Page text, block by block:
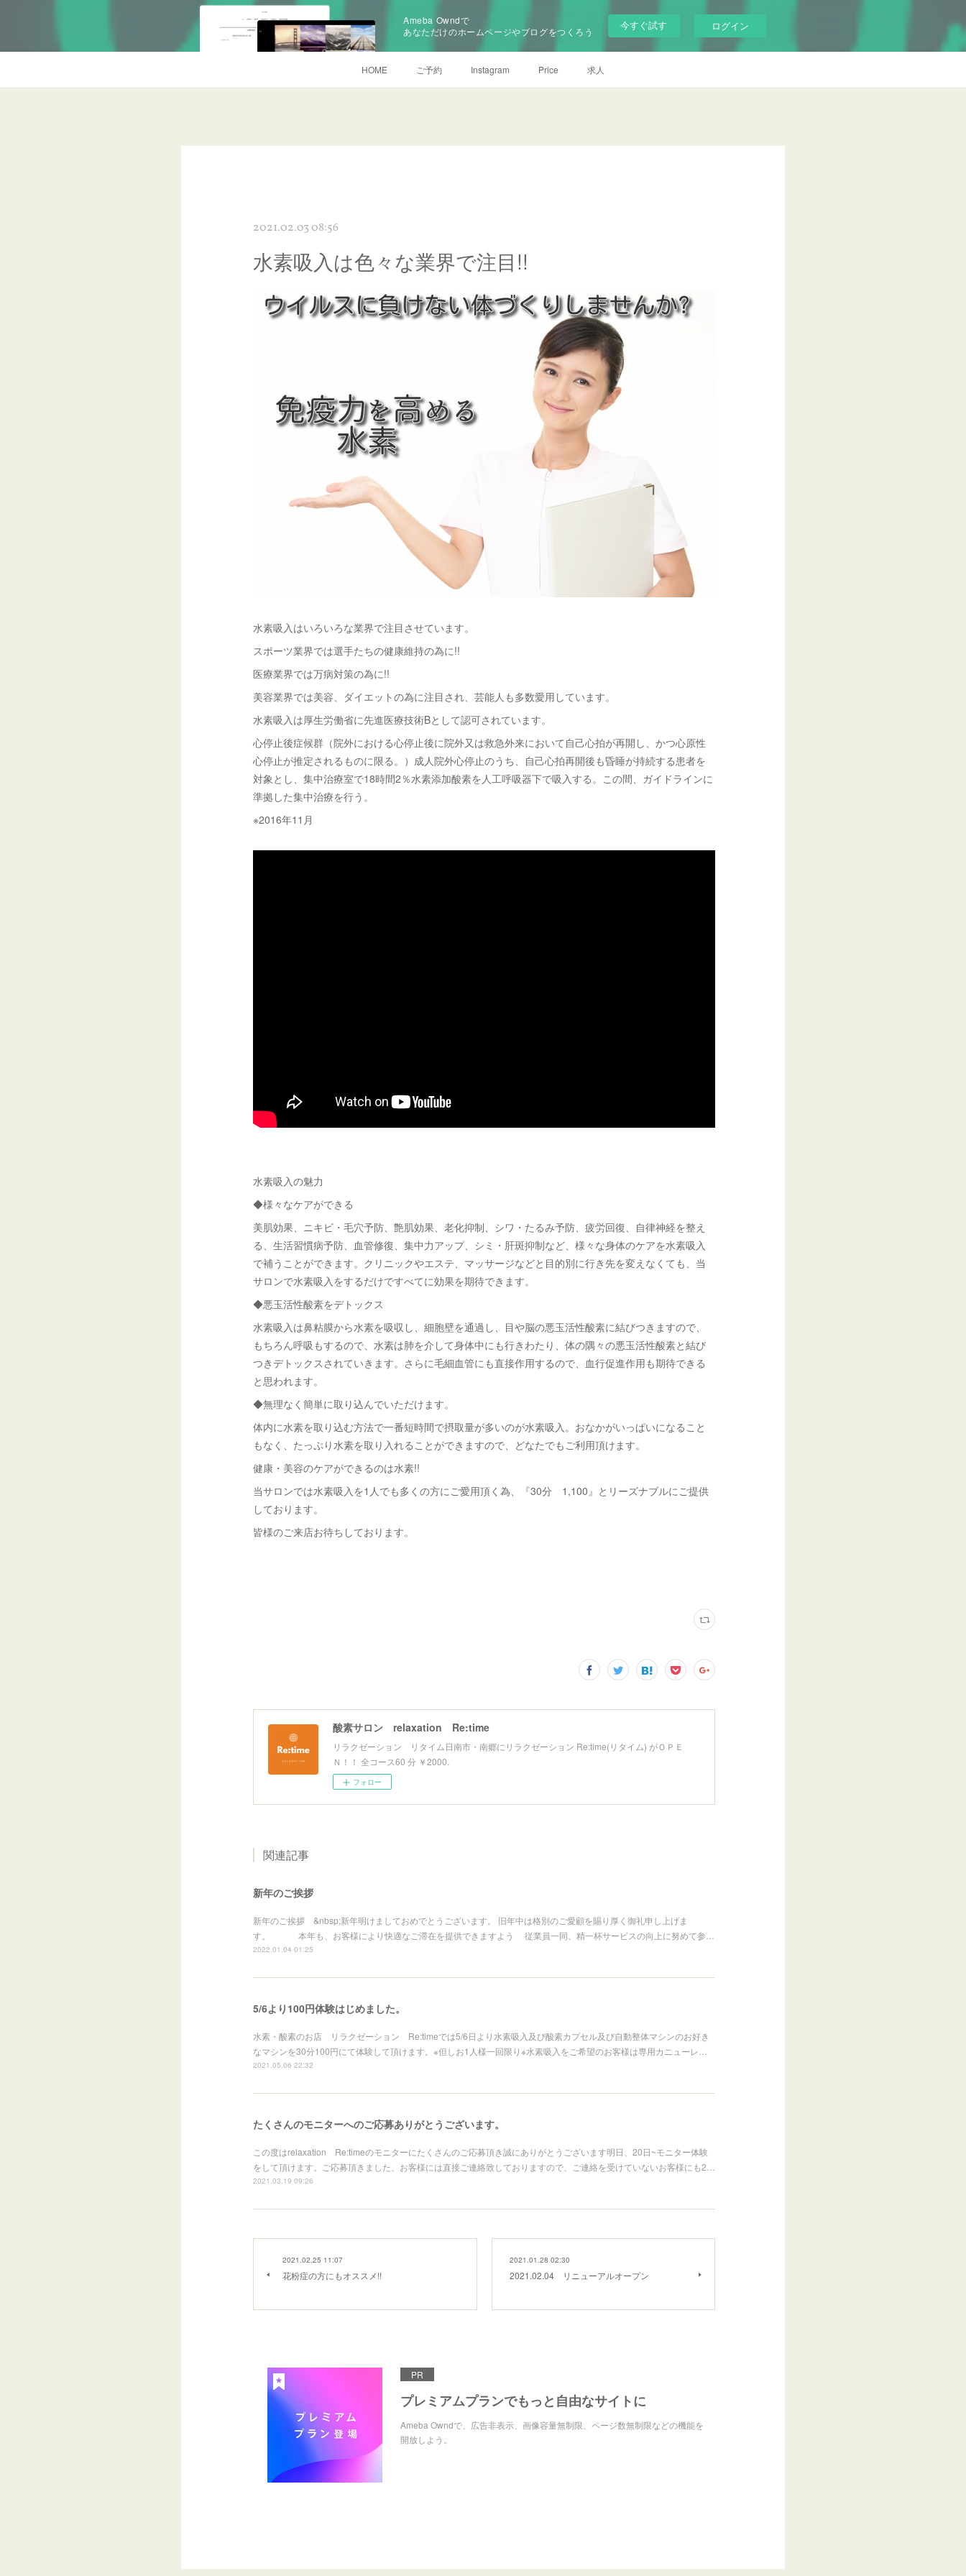
Ameba Owndで
あなただけのホームページやブログをつくろう
今すぐ試す ログイン
HOME ご予約 Instagram Price 求人
2021.02.03 08:56
水素吸入は色々な業界で注目!!
水素吸入はいろいろな業界で注目させています。
スポーツ業界では選手たちの健康維持の為に!!
医療業界では万病対策の為に!!
美容業界では美容、ダイエットの為に注目され、芸能人も多数愛用しています。
水素吸入は厚生労働省に先進医療技術Bとして認可されています。
心停止後症候群（院外における心停止後に院外又は救急外来において自己心拍が再開し、かつ心原性
心停止が推定されるものに限る。）成人院外心停止のうち、自己心拍再開後も昏睡が持続する患者を
対象とし、集中治療室で18時間2％水素添加酸素を人工呼吸器下で吸入する。この間、ガイドラインに
準拠した集中治療を行う。
※2016年11月
水素吸入の魅力
◆様々なケアができる
美肌効果、ニキビ・毛穴予防、艶肌効果、老化抑制、シワ・たるみ予防、疲労回復、自律神経を整え
る、生活習慣病予防、血管修復、集中力アップ、シミ・肝斑抑制など、様々な身体のケアを水素吸入
で補うことができます。クリニックやエステ、マッサージなどと目的別に行き先を変えなくても、当
サロンで水素吸入をするだけですべてに効果を期待できます。
◆悪玉活性酸素をデトックス
水素吸入は鼻粘膜から水素を吸収し、細胞壁を通過し、目や脳の悪玉活性酸素に結びつきますので、
もちろん呼吸もするので、水素は肺を介して身体中にも行きわたり、体の隅々の悪玉活性酸素と結び
つきデトックスされていきます。さらに毛細血管にも直接作用するので、血行促進作用も期待できる
と思われます。
◆無理なく簡単に取り込んでいただけます。
体内に水素を取り込む方法で一番短時間で摂取量が多いのが水素吸入。おなかがいっぱいになること
もなく、たっぷり水素を取り入れることができますので、どなたでもご利用頂けます。
健康・美容のケアができるのは水素!!
当サロンでは水素吸入を1人でも多くの方にご愛用頂く為、『30分 1,100』とリーズナブルにご提供
しております。
皆様のご来店お待ちしております。
酸素サロン relaxation Re:time
リラクゼーション リタイム日南市・南郷にリラクゼーション Re:time(リタイム) がＯＰＥ
Ｎ！！ 全コース60 分 ￥2000.
フォロー
関連記事
新年のご挨拶
新年のご挨拶 &nbsp;新年明けましておめでとうございます。 旧年中は格別のご愛顧を賜り厚く御礼申し上げま
す。 本年も、お客様により快適なご滞在を提供できますよう 従業員一同、精一杯サービスの向上に努めて参…
2022.01.04 01:25
5/6より100円体験はじめました。
水素・酸素のお店 リラクゼーション Re:timeでは5/6日より水素吸入及び酸素カプセル及び自動整体マシンのお好き
なマシンを30分100円にて体験して頂けます。※但しお1人様一回限り※水素吸入をご希望のお客様は専用カニューレ…
2021.05.06 22:32
たくさんのモニターへのご応募ありがとうございます。
この度はrelaxation Re:timeのモニターにたくさんのご応募頂き誠にありがとうございます明日、20日~モニター体験
をして頂けます。ご応募頂きました、お客様には直接ご連絡致しておりますので、ご連絡を受けていないお客様にも2…
2021.03.19 09:26
2021.02.25 11:07
花粉症の方にもオススメ!!
2021.01.28 02:30
2021.02.04 リニューアルオープン
PR
プレミアムプランでもっと自由なサイトに
Ameba Owndで、広告非表示、画像容量無制限、ページ数無制限などの機能を
開放しよう。